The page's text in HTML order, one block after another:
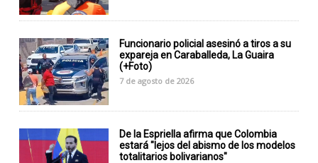
Funcionario policial asesinó a tiros a su
expareja en Caraballeda, La Guaira
(+Foto)
7 de agosto de 2026
De la Espriella afirma que Colombia
estará "lejos del abismo de los modelos
totalitarios bolivarianos"